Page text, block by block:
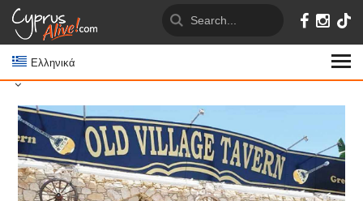
Ελληνικά